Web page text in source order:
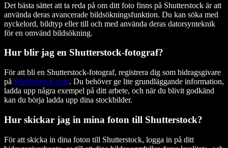
Det bästa sättet att ta reda på om ditt foto finns på Shutterstock är att
använda deras avancerade bildsökningsfunktion. Du kan söka med
nyckelord, bildtyp eller till och med använda deras datorsynteknik
för en omvänd bildsökning.
Hur blir jag en Shutterstock-fotograf?
För att bli en Shutterstock-fotograf, registrera dig som bidragsgivare
på Shutterstock.com. Du behöver ge lite grundläggande information,
ladda upp några exempel på ditt arbete, och när du blivit godkänd
kan du börja ladda upp dina stockbilder.
Hur skickar jag in mina foton till Shutterstock?
För att skicka in dina foton till Shutterstock, logga in på ditt